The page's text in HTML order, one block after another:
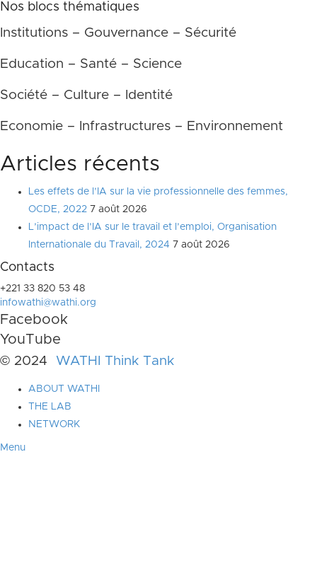
Nos blocs thématiques
Institutions – Gouvernance – Sécurité
Education – Santé – Science
Société – Culture – Identité
Economie – Infrastructures – Environnement
Articles récents
Les effets de l’IA sur la vie professionnelle des femmes,
OCDE, 2022 7 août 2026
L’impact de l’IA sur le travail et l’emploi, Organisation
Internationale du Travail, 2024 7 août 2026
Contacts
+221 33 820 53 48
infowathi@wathi.org
Facebook
YouTube
© 2024 WATHI Think Tank
ABOUT WATHI
THE LAB
NETWORK
Menu